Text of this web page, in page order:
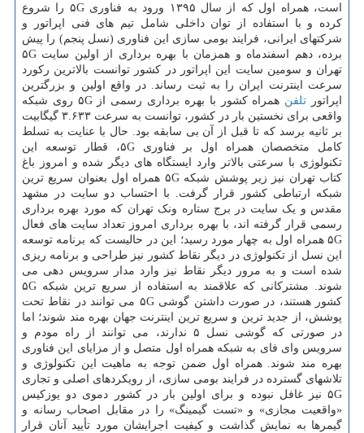
است، همراه اول که از سال ۱۳۹۵ ورود به فناوری ۵G را شروع
کرده و با استفاده از توان داخلی شامل تیم های فنی اپراتور و
شرکتهای ایرانی، فرایند بومی سازی این فناوری (نسل پنجم) را پیش
برده، دهم اسفندماه و همزمان با بهره برداری از اولین سایت ۵G
تهران و سومین سایت این اپراتور در کشور توانست بالاترین رکورد
سرعت اینترنت ایران را به ثبت رساند. در واقع اولین و بزرگترین
اپراتور تلفن
همراه کشور با بهره برداری رسمی از ۵G روی شبکه
واقعی برای نخستین بار در کشور، توانست به سرعت ۳.۶۳۳ گیگابیت
بر ثانیه برسد که تا قبل از آن بی سابقه بود. حال با عنایت به تسلط
کامل متخصصان همراه اول بر فناوری ۵G، قطار توسعه این
تکنولوژی با سرعتی بالاتر وارد ایستگاه های دیگر شده و امروز باغ
کتاب تهران نیز زیر پوشش شبکه ۵G همراه اول بعنوان سریع ترین
شبکه ارتباطی کشور قرار گرفت. با احتساب دو سایت در مشهد
مقدس و یک سایت در برج ستاره ونک تهران که مورد بهره برداری
رسمی قرار گرفته اند، با بهره برداری امروز تعداد سایت های فعال
۵G همراه اول به چهار مورد رسید؛ این در حالیست که برنامه توسعه
این نسل از تکنولوژی در دیگر نقاط کشور نیز طراحی و برنامه ریزی
شده است و به مرور دیگر نقاط نیز وارد مدار سرویس دهی می
شوند. مشترکانی که علاقمند به استفاده از سریع ترین شبکه ۵G
کشور هستند، در صورت داشتن گوشی ۵G می توانند در نقاط تحت
پوشش، از جدید ترین و سریع ترین اینترنت جهان بهره مند شوند؛ اما
در صورتی که گوشی نسل ۵ ندارند، می توانند از راه مودم و
سرویس وای فای به شبکه همراه اول متصل و از مزایای این فناوری
بهره مند شوند. همراه اول ضمن توجه به ماهیت این تکنولوژی و
تلاشهای گسترده در فرایند بومی سازی، از رویکردهای اصلی و تجاری
۵G نیز غافل نبوده و برای اولین بار در کشور دموی دو یوزکیس
«واقعیت مجازی» و «تست گیمینگ» را در مقابل اصحاب رسانه و
گیمرها به نمایش گذاشت و کیفیت اجرایشان مورد تأیید آنان قرار